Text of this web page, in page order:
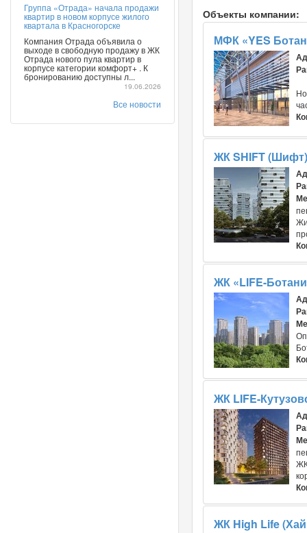
Группа «Отрада» начала продажи
квартир в новом корпусе жилого
квартала в Красногорске
Компания Отрада объявила о
выходе в свободную продажу в ЖК
Отрада нового пула квартир в
корпусе категории комфорт+ . К
бронированию доступны л...
19.06.2026
Все новости
Объекты компании:
МФК «YES
ЖК SHIFT (Шифт)
ЖК «LIFE-
ЖК LIFE-
ЖК High Life